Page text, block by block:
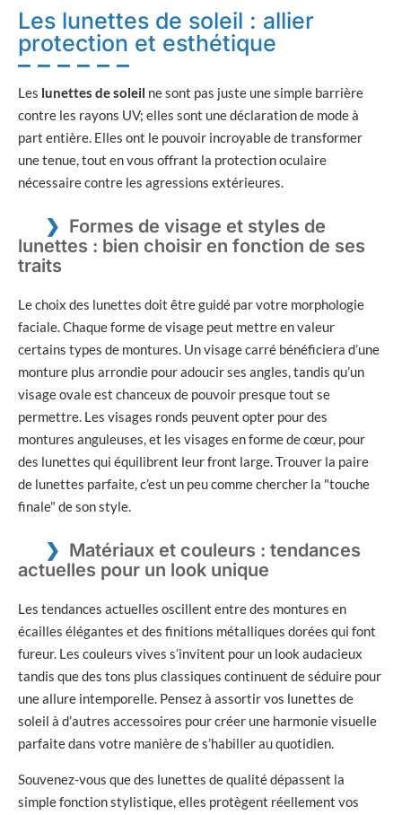
Les lunettes de soleil : allier
protection et esthétique
Les lunettes de soleil ne sont pas juste une simple barrière
contre les rayons UV; elles sont une déclaration de mode à
part entière. Elles ont le pouvoir incroyable de transformer
une tenue, tout en vous offrant la protection oculaire
nécessaire contre les agressions extérieures.
Formes de visage et styles de
lunettes : bien choisir en fonction de ses
traits
Le choix des lunettes doit être guidé par votre morphologie
faciale. Chaque forme de visage peut mettre en valeur
certains types de montures. Un visage carré bénéficiera d’une
monture plus arrondie pour adoucir ses angles, tandis qu’un
visage ovale est chanceux de pouvoir presque tout se
permettre. Les visages ronds peuvent opter pour des
montures anguleuses, et les visages en forme de cœur, pour
des lunettes qui équilibrent leur front large. Trouver la paire
de lunettes parfaite, c’est un peu comme chercher la touche
finale de son style.
Matériaux et couleurs : tendances
actuelles pour un look unique
Les tendances actuelles oscillent entre des montures en
écailles élégantes et des finitions métalliques dorées qui font
fureur. Les couleurs vives s’invitent pour un look audacieux
tandis que des tons plus classiques continuent de séduire pour
une allure intemporelle. Pensez à assortir vos lunettes de
soleil à d’autres accessoires pour créer une harmonie visuelle
parfaite dans votre manière de s’habiller au quotidien.
Souvenez-vous que des lunettes de qualité dépassent la
simple fonction stylistique, elles protègent réellement vos